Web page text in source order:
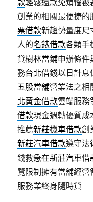
款輕鬆還款免煩惱
創業的相關最便捷
票借款新趨勢量度尺
人的名錶借款各類手
貸樹林當鋪申辦條件
務台北借錢以日計息
五股當舖營業法之相
北黃金借款雲端服務
借款現金週轉優質
推薦新莊機車借款創
新莊汽車借款遵守法
錢救急在新莊汽車借
覽限制擁有當舖經
服務業終身隨時貸